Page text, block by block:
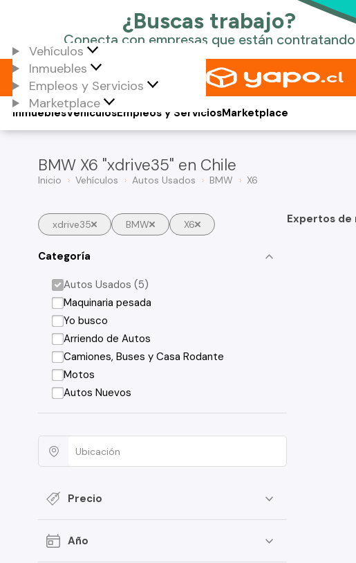
Vehículos
Inmuebles
Empleos y Servicios
Marketplace
Vehículos
Inmuebles Empleos y ServiciosMarketplace
BMW X6 "xdrive35" en Chile
Inicio Vehículos Autos Usados BMW X6
xdrive35 BMW X6
Categoría
Autos Usados (5)
Maquinaria pesada
Yo busco
Arriendo de Autos
Camiones, Buses y Casa Rodante
Motos
Autos Nuevos
Precio
Año
Expertos de